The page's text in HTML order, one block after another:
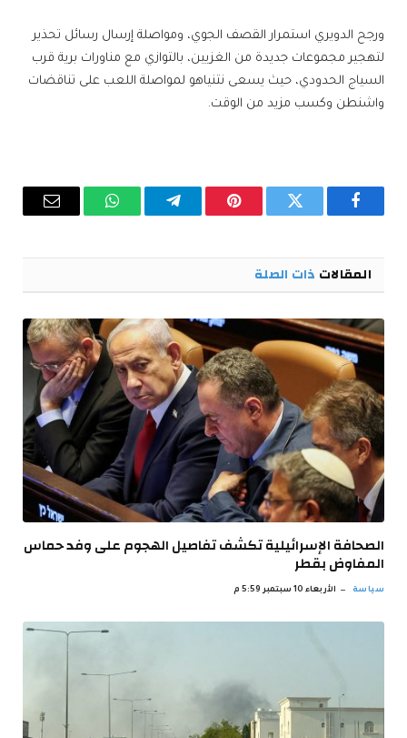
ورجح الدويري استمرار القصف الجوي، ومواصلة إرسال رسائل تحذير
لتهجير مجموعات جديدة من الغزيين، بالتوازي مع مناورات برية قرب
السياج الحدودي، حيث يسعى نتنياهو لمواصلة اللعب على تناقضات
واشنطن وكسب مزيد من الوقت.
فيسبوك تويتر بينتيريستتيلقرام واتساب البريد
المقالات ذات الصلة
الصحافة الإسرائيلية تكشف تفاصيل الهجوم على وفد حماس
المفاوض بقطر
سياسة الأربعاء 10 سبتمبر 5:59 م